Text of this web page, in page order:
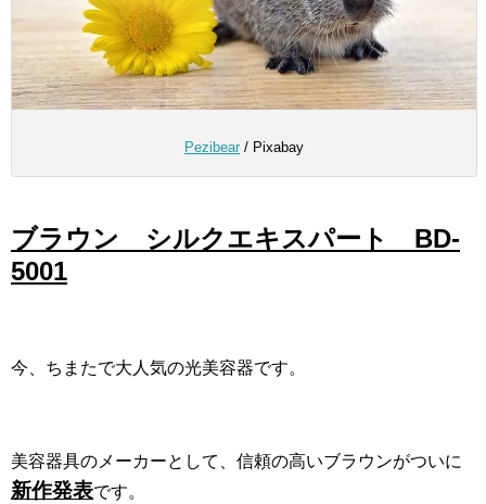
Pezibear / Pixabay
ブラウン シルクエキスパート BD-
5001
今、ちまたで大人気の光美容器です。
美容器具のメーカーとして、信頼の高いブラウンがついに
新作発表です。